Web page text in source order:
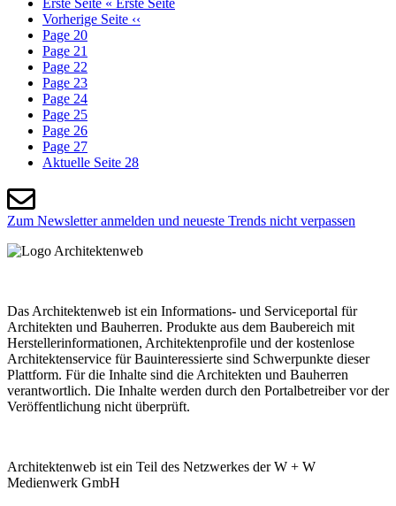
Erste Seite « Erste Seite
Vorherige Seite ‹‹
Page 20
Page 21
Page 22
Page 23
Page 24
Page 25
Page 26
Page 27
Aktuelle Seite 28
Zum Newsletter anmelden und neueste Trends nicht verpassen
Das Architektenweb ist ein Informations- und Serviceportal für
Architekten und Bauherren. Produkte aus dem Baubereich mit
Herstellerinformationen, Architektenprofile und der kostenlose
Architektenservice für Bauinteressierte sind Schwerpunkte dieser
Plattform. Für die Inhalte sind die Architekten und Bauherren
verantwortlich. Die Inhalte werden durch den Portalbetreiber vor der
Veröffentlichung nicht überprüft.
Architektenweb ist ein Teil des Netzwerkes der W + W
Medienwerk GmbH